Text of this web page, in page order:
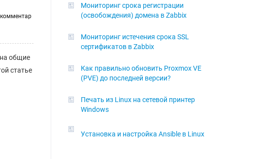
комментар
общие
статье
Мониторинг срока регистрации
(освобождения) домена в Zabbix
Мониторинг истечения срока SSL
сертификатов в Zabbix
Как правильно обновить Proxmox VE
(PVE) до последней версии?
Печать из Linux на сетевой принтер
Windows
Установка и настройка Ansible в Linux